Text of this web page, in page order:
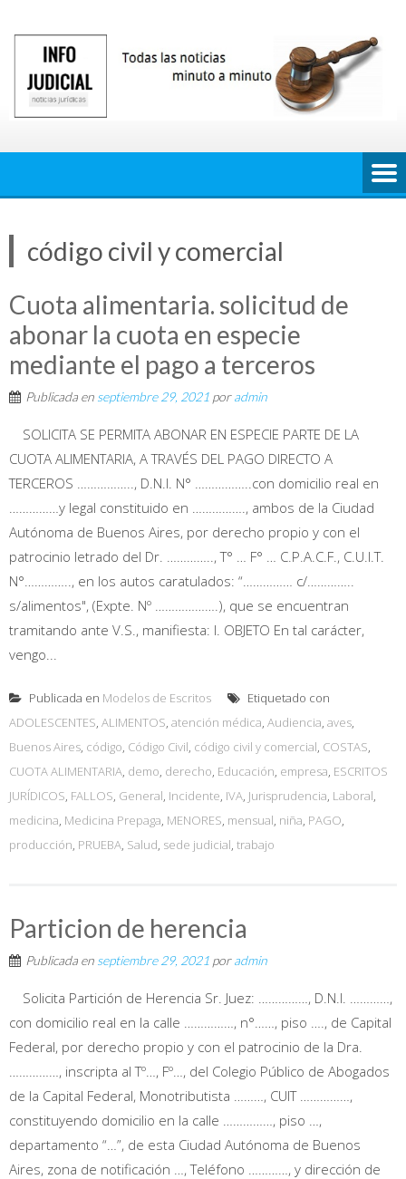
contenido
código civil y comercial
Cuota alimentaria. solicitud de
abonar la cuota en especie
mediante el pago a terceros
Publicada en septiembre 29, 2021 poradmin
SOLICITA SE PERMITA ABONAR EN ESPECIE PARTE DE LA
CUOTA ALIMENTARIA, A TRAVÉS DEL PAGO DIRECTO A
TERCEROS …………….., D.N.I. N° ……………..con domicilio real en
……………y legal constituido en ……………., ambos de la Ciudad
Autónoma de Buenos Aires, por derecho propio y con el
patrocinio letrado del Dr. ………….., T° … F° … C.P.A.C.F., C.U.I.T.
N°………….., en los autos caratulados: “…………… c/…………..
s/alimentos", (Expte. Nº ……………….), que se encuentran
tramitando ante V.S., manifiesta: I. OBJETO En tal carácter,
vengo...
Publicada en Modelos de Escritos
Etiquetado con
ADOLESCENTES, ALIMENTOS, atención médica, Audiencia, aves,
Buenos Aires, código, Código Civil, código civil y comercial, COSTAS,
CUOTA ALIMENTARIA, demo, derecho, Educación, empresa, ESCRITOS
JURÍDICOS, FALLOS, General, Incidente, IVA, Jurisprudencia, Laboral,
medicina, Medicina Prepaga, MENORES, mensual, niña, PAGO,
producción, PRUEBA, Salud, sede judicial, trabajo
Particion de herencia
Publicada en septiembre 29, 2021 poradmin
Solicita Partición de Herencia Sr. Juez: ……………, D.N.I. …………,
con domicilio real en la calle ……………, n°……, piso …., de Capital
Federal, por derecho propio y con el patrocinio de la Dra.
……………, inscripta al Tº…, Fº…, del Colegio Público de Abogados
de la Capital Federal, Monotributista ………, CUIT ……………,
constituyendo domicilio en la calle ……………, piso …,
departamento “…”, de esta Ciudad Autónoma de Buenos
Aires, zona de notificación …, Teléfono …………, y dirección de